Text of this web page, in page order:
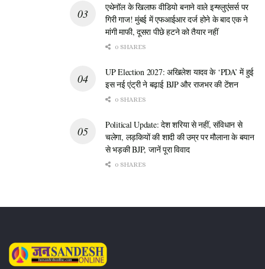
एथेनॉल के खिलाफ वीडियो बनाने वाले इन्फ्लुएंसर्स पर
गिरी गाज! मुंबई में एफआईआर दर्ज होने के बाद एक ने
मांगी माफी, दूसरा पीछे हटने को तैयार नहीं
0 SHARES
UP Election 2027: अखिलेश यादव के ‘PDA’ में हुई
इस नई एंट्री ने बढ़ाई BJP और राजभर की टेंशन
0 SHARES
Political Update: देश शरिया से नहीं, संविधान से
चलेगा, लड़कियों की शादी की उम्र पर मौलाना के बयान
से भड़की BJP, जानें पूरा विवाद
0 SHARES